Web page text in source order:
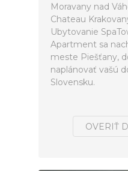
Moravany nad
Chateau
Ubytovanie
Apartment sa
meste Piešťany,
naplánovať vašú
Slovensku.
OVERIŤ